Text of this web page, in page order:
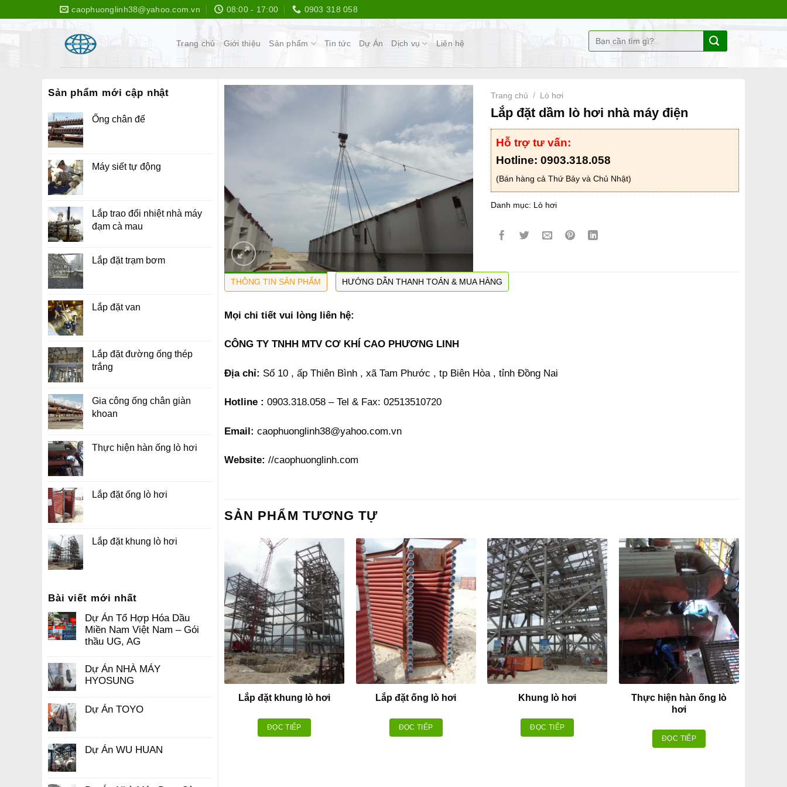
caophuonglinh38@yahoo.com.vn 08:00 - 17:00 0903 318 058
Trang chủ Giới thiệu Sản phẩm Tin tức Dự Án Dịch vụ Liên hệ
Tìm
kiếm:
Sản phẩm mới cập nhật
Ống chân đế
Máy siết tự động
Lắp trao đổi nhiệt nhà máy
đạm cà mau
Lắp đặt trạm bơm
Lắp đặt van
Lắp đặt đường ống thép
trắng
Gia công ống chân giàn
khoan
Thực hiện hàn ống lò hơi
Lắp đặt ống lò hơi
Lắp đặt khung lò hơi
Bài viết mới nhất
Dự Án Tổ Hợp Hóa Dầu
Miền Nam Việt Nam – Gói
thầu UG, AG
Dự Án NHÀ MÁY
HYOSUNG
Dự Án TOYO
Dự Án WU HUAN
Trang chủ / Lò hơi
Lắp đặt dầm lò hơi nhà máy điện
Hỗ trợ tư vấn:
Hotline: 0903.318.058
(Bán hàng cả Thứ Bảy và Chủ Nhật)
Danh mục: Lò hơi
THÔNG TIN SẢN PHẨM HƯỚNG DẪN THANH TOÁN & MUA HÀNG
Mọi chi tiết vui lòng liên hệ:
CÔNG TY TNHH MTV CƠ KHÍ CAO PHƯƠNG LINH
Địa chỉ: Số 10 , ấp Thiên Bình , xã Tam Phước , tp Biên Hòa , tỉnh Đồng Nai
Hotline : 0903.318.058 – Tel & Fax: 02513510720
Email: caophuonglinh38@yahoo.com.vn
Website: //caophuonglinh.com
SẢN PHẨM TƯƠNG TỰ
Lắp đặt khung lò hơi
ĐỌC TIẾP
Lắp đặt ống lò hơi
ĐỌC TIẾP
Khung lò hơi
ĐỌC TIẾP
Thực hiện hàn ống lò
hơi
ĐỌC TIẾP